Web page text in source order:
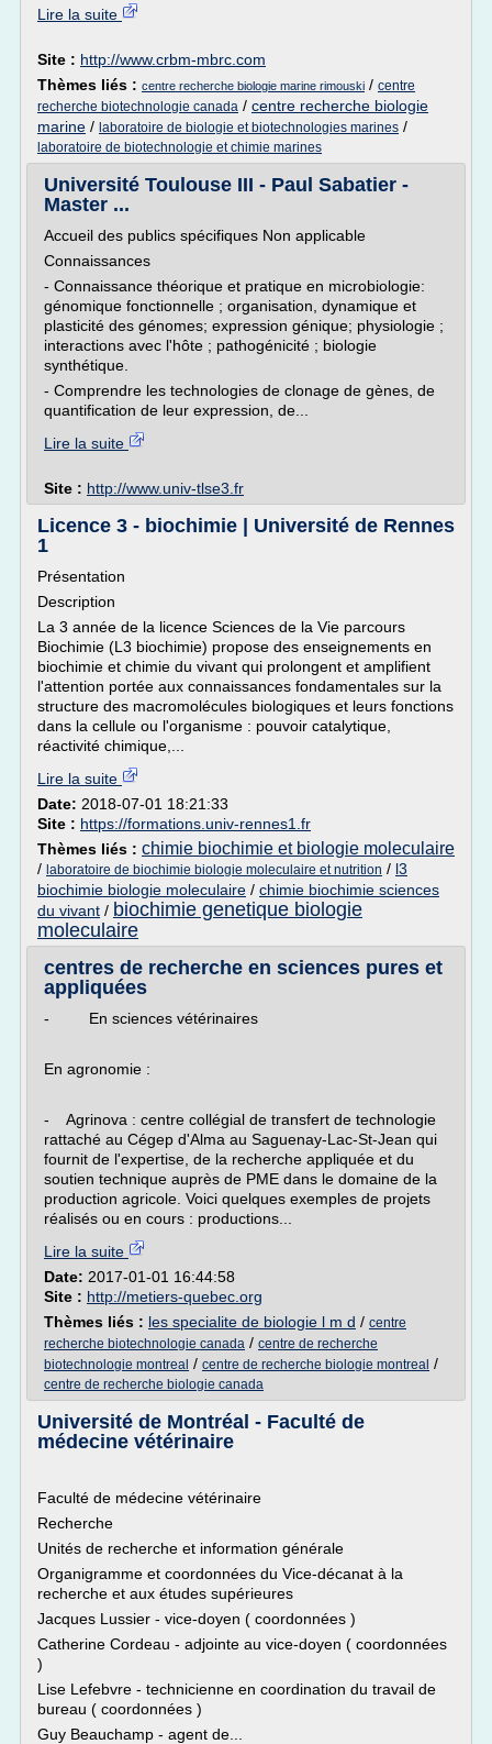
Lire la suite
Site : http://www.crbm-mbrc.com
Thèmes liés : centre recherche biologie marine rimouski / centre
recherche biotechnologie canada / centre recherche biologie
marine / laboratoire de biologie et biotechnologies marines /
laboratoire de biotechnologie et chimie marines
Université Toulouse III - Paul Sabatier -
Master ...
Accueil des publics spécifiques Non applicable
Connaissances
- Connaissance théorique et pratique en microbiologie:
génomique fonctionnelle ; organisation, dynamique et
plasticité des génomes; expression génique; physiologie ;
interactions avec l'hôte ; pathogénicité ; biologie
synthétique.
- Comprendre les technologies de clonage de gènes, de
quantification de leur expression, de...
Lire la suite
Site : http://www.univ-tlse3.fr
Licence 3 - biochimie | Université de Rennes
1
Présentation
Description
La 3 année de la licence Sciences de la Vie parcours
Biochimie (L3 biochimie) propose des enseignements en
biochimie et chimie du vivant qui prolongent et amplifient
l'attention portée aux connaissances fondamentales sur la
structure des macromolécules biologiques et leurs fonctions
dans la cellule ou l'organisme : pouvoir catalytique,
réactivité chimique,...
Lire la suite
Date: 2018-07-01 18:21:33
Site : https://formations.univ-rennes1.fr
Thèmes liés : chimie biochimie et biologie moleculaire
/ laboratoire de biochimie biologie moleculaire et nutrition / l3
biochimie biologie moleculaire / chimie biochimie sciences
du vivant / biochimie genetique biologie
moleculaire
centres de recherche en sciences pures et
appliquées
- En sciences vétérinaires
En agronomie :
- Agrinova : centre collégial de transfert de technologie
rattaché au Cégep d'Alma au Saguenay-Lac-St-Jean qui
fournit de l'expertise, de la recherche appliquée et du
soutien technique auprès de PME dans le domaine de la
production agricole. Voici quelques exemples de projets
réalisés ou en cours : productions...
Lire la suite
Date: 2017-01-01 16:44:58
Site : http://metiers-quebec.org
Thèmes liés : les specialite de biologie l m d / centre
recherche biotechnologie canada / centre de recherche
biotechnologie montreal / centre de recherche biologie montreal /
centre de recherche biologie canada
Université de Montréal - Faculté de
médecine vétérinaire
Faculté de médecine vétérinaire
Recherche
Unités de recherche et information générale
Organigramme et coordonnées du Vice-décanat à la
recherche et aux études supérieures
Jacques Lussier - vice-doyen ( coordonnées )
Catherine Cordeau - adjointe au vice-doyen ( coordonnées
)
Lise Lefebvre - technicienne en coordination du travail de
bureau ( coordonnées )
Guy Beauchamp - agent de...